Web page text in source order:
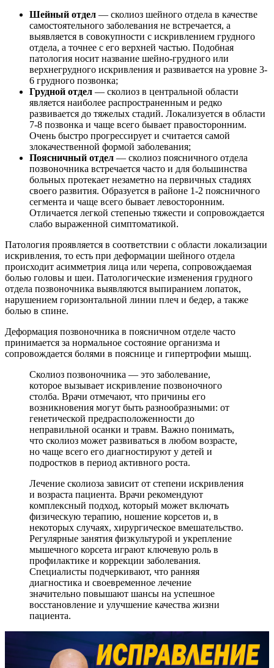
Шейный отдел — сколиоз шейного отдела в качестве
самостоятельного заболевания не встречается, а
выявляется в совокупности с искривлением грудного
отдела, а точнее с его верхней частью. Подобная
патология носит название шейно-грудного или
верхнегрудного искривления и развивается на уровне 3-
6 грудного позвонка;
Грудной отдел — сколиоз в центральной области
является наиболее распространенным и редко
развивается до тяжелых стадий. Локализуется в области
7-8 позвонка и чаще всего бывает правосторонним.
Очень быстро прогрессирует и считается самой
злокачественной формой заболевания;
Поясничный отдел — сколиоз поясничного отдела
позвоночника встречается часто и для большинства
больных протекает незаметно на первичных стадиях
своего развития. Образуется в районе 1-2 поясничного
сегмента и чаще всего бывает левосторонним.
Отличается легкой степенью тяжести и сопровождается
слабо выраженной симптоматикой.
Патология проявляется в соответствии с области локализации
искривления, то есть при деформации шейного отдела
происходит асимметрия лица или черепа, сопровождаемая
болью головы и шеи. Патологические изменения грудного
отдела позвоночника выявляются выпиранием лопаток,
нарушением горизонтальной линии плеч и бедер, а также
болью в спине.
Деформация позвоночника в поясничном отделе часто
принимается за нормальное состояние организма и
сопровождается болями в пояснице и гипертрофии мышц.
Сколиоз позвоночника — это заболевание,
которое вызывает искривление позвоночного
столба. Врачи отмечают, что причины его
возникновения могут быть разнообразными: от
генетической предрасположенности до
неправильной осанки и травм. Важно понимать,
что сколиоз может развиваться в любом возрасте,
но чаще всего его диагностируют у детей и
подростков в период активного роста.
Лечение сколиоза зависит от степени искривления
и возраста пациента. Врачи рекомендуют
комплексный подход, который может включать
физическую терапию, ношение корсетов и, в
некоторых случаях, хирургическое вмешательство.
Регулярные занятия физкультурой и укрепление
мышечного корсета играют ключевую роль в
профилактике и коррекции заболевания.
Специалисты подчеркивают, что ранняя
диагностика и своевременное лечение
значительно повышают шансы на успешное
восстановление и улучшение качества жизни
пациента.